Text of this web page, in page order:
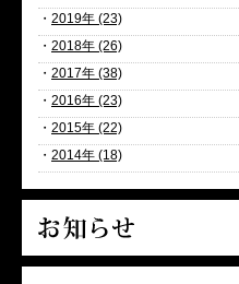
・ 2019年 (23)
・ 2018年 (26)
・ 2017年 (38)
・ 2016年 (23)
・ 2015年 (22)
・ 2014年 (18)